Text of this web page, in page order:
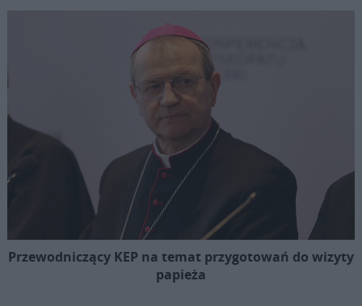
Przewodniczący KEP na temat przygotowań do wizyty
papieża